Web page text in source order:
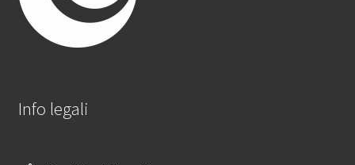
Info legali